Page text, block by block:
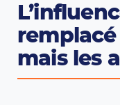
remplacé
mais les